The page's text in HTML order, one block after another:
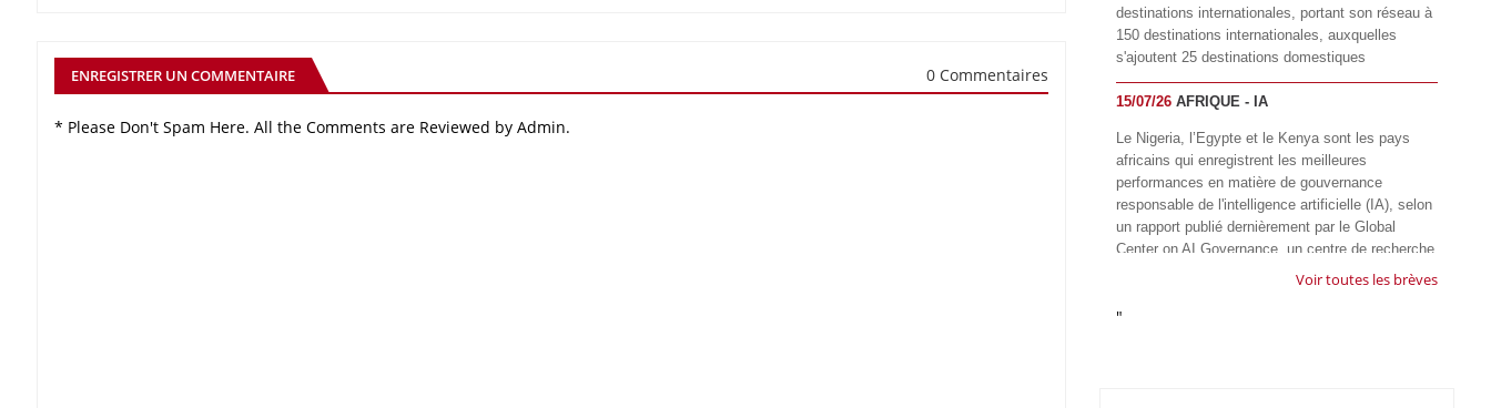
ENREGISTRER UN COMMENTAIRE 0 Commentaires
* Please Don't Spam Here. All the Comments are Reviewed by Admin.
destinations internationales, portant son réseau à
150 destinations internationales, auxquelles
s'ajoutent 25 destinations domestiques
15/07/26 AFRIQUE - IA
Le Nigeria, l’Egypte et le Kenya sont les pays
africains qui enregistrent les meilleures
performances en matière de gouvernance
responsable de l'intelligence artificielle (IA), selon
un rapport publié dernièrement par le Global
Center on AI Governance, un centre de recherche
basé en Afrique du Sud, qui œuvre à promouvoir
à l'échelle mondiale. Alors que l’IA transforme
Voir toutes les brèves
"